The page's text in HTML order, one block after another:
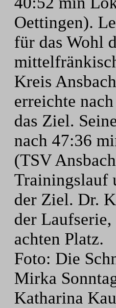
Oettingen).
für das Wohl
Kreis
erreichte
das Ziel.
nach 47:36
(TSV
Trainingslauf
der Ziel. Dr.
der
achten Platz.
Foto: Die
Mirka
Katharina